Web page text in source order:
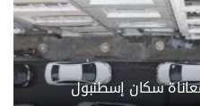
سكان إسطنبول